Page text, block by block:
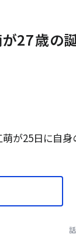
が27歳の
萌が25日に自身